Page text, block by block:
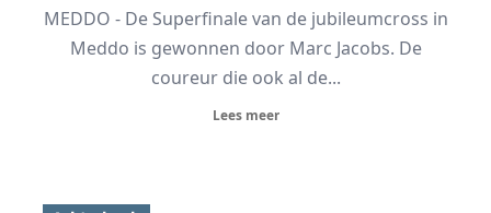
MEDDO - De Superfinale van de jubileumcross in
Meddo is gewonnen door Marc Jacobs. De
coureur die ook al de...
Lees meer